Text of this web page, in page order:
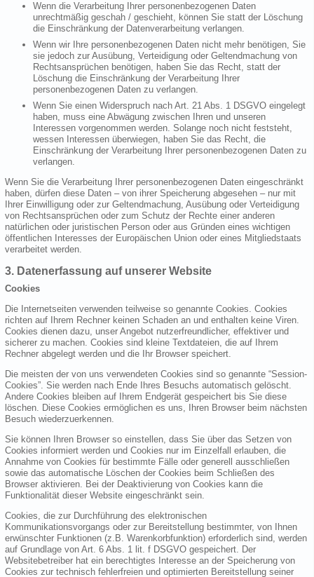
Wenn die Verarbeitung Ihrer personenbezogenen Daten
unrechtmäßig geschah / geschieht, können Sie statt der Löschung
die Einschränkung der Datenverarbeitung verlangen.
Wenn wir Ihre personenbezogenen Daten nicht mehr benötigen, Sie
sie jedoch zur Ausübung, Verteidigung oder Geltendmachung von
Rechtsansprüchen benötigen, haben Sie das Recht, statt der
Löschung die Einschränkung der Verarbeitung Ihrer
personenbezogenen Daten zu verlangen.
Wenn Sie einen Widerspruch nach Art. 21 Abs. 1 DSGVO eingelegt
haben, muss eine Abwägung zwischen Ihren und unseren
Interessen vorgenommen werden. Solange noch nicht feststeht,
wessen Interessen überwiegen, haben Sie das Recht, die
Einschränkung der Verarbeitung Ihrer personenbezogenen Daten zu
verlangen.
Wenn Sie die Verarbeitung Ihrer personenbezogenen Daten eingeschränkt
haben, dürfen diese Daten – von ihrer Speicherung abgesehen – nur mit
Ihrer Einwilligung oder zur Geltendmachung, Ausübung oder Verteidigung
von Rechtsansprüchen oder zum Schutz der Rechte einer anderen
natürlichen oder juristischen Person oder aus Gründen eines wichtigen
öffentlichen Interesses der Europäischen Union oder eines Mitgliedstaats
verarbeitet werden.
3. Datenerfassung auf unserer Website
Cookies
Die Internetseiten verwenden teilweise so genannte Cookies. Cookies
richten auf Ihrem Rechner keinen Schaden an und enthalten keine Viren.
Cookies dienen dazu, unser Angebot nutzerfreundlicher, effektiver und
sicherer zu machen. Cookies sind kleine Textdateien, die auf Ihrem
Rechner abgelegt werden und die Ihr Browser speichert.
Die meisten der von uns verwendeten Cookies sind so genannte “Session-
Cookies”. Sie werden nach Ende Ihres Besuchs automatisch gelöscht.
Andere Cookies bleiben auf Ihrem Endgerät gespeichert bis Sie diese
löschen. Diese Cookies ermöglichen es uns, Ihren Browser beim nächsten
Besuch wiederzuerkennen.
Sie können Ihren Browser so einstellen, dass Sie über das Setzen von
Cookies informiert werden und Cookies nur im Einzelfall erlauben, die
Annahme von Cookies für bestimmte Fälle oder generell ausschließen
sowie das automatische Löschen der Cookies beim Schließen des
Browser aktivieren. Bei der Deaktivierung von Cookies kann die
Funktionalität dieser Website eingeschränkt sein.
Cookies, die zur Durchführung des elektronischen
Kommunikationsvorgangs oder zur Bereitstellung bestimmter, von Ihnen
erwünschter Funktionen (z.B. Warenkorbfunktion) erforderlich sind, werden
auf Grundlage von Art. 6 Abs. 1 lit. f DSGVO gespeichert. Der
Websitebetreiber hat ein berechtigtes Interesse an der Speicherung von
Cookies zur technisch fehlerfreien und optimierten Bereitstellung seiner